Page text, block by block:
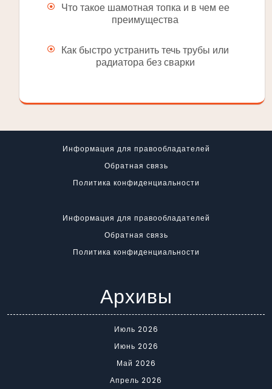
Что такое шамотная топка и в чем ее
преимущества
Как быстро устранить течь трубы или
радиатора без сварки
Информация для правообладателей
Обратная связь
Политика конфиденциальности
Информация для правообладателей
Обратная связь
Политика конфиденциальности
Архивы
Июль 2026
Июнь 2026
Май 2026
Апрель 2026